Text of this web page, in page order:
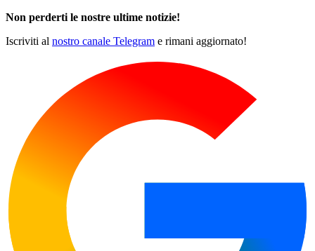
Non perderti le nostre ultime notizie!
Iscriviti al nostro canale Telegram e rimani aggiornato!